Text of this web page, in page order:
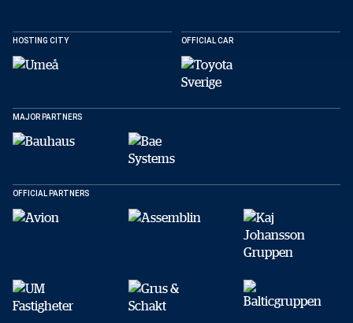
HOSTING CITY OFFICIAL CAR
MAJOR PARTNERS
OFFICIAL PARTNERS
DELA
Kopiera